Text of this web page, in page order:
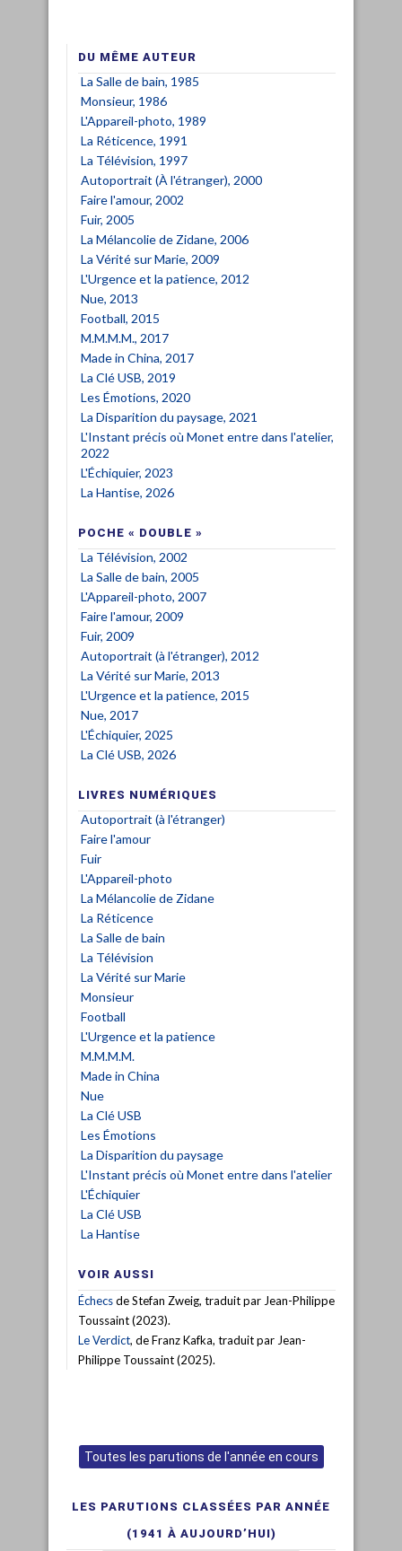
DU MÊME AUTEUR
La Salle de bain, 1985
Monsieur, 1986
L'Appareil-photo, 1989
La Réticence, 1991
La Télévision, 1997
Autoportrait (À l'étranger), 2000
Faire l'amour, 2002
Fuir, 2005
La Mélancolie de Zidane, 2006
La Vérité sur Marie, 2009
L'Urgence et la patience, 2012
Nue, 2013
Football, 2015
M.M.M.M., 2017
Made in China, 2017
La Clé USB, 2019
Les Émotions, 2020
La Disparition du paysage, 2021
L'Instant précis où Monet entre dans l'atelier,
2022
L'Échiquier, 2023
La Hantise, 2026
POCHE « DOUBLE »
La Télévision, 2002
La Salle de bain, 2005
L'Appareil-photo, 2007
Faire l'amour, 2009
Fuir, 2009
Autoportrait (à l'étranger), 2012
La Vérité sur Marie, 2013
L'Urgence et la patience, 2015
Nue, 2017
L'Échiquier, 2025
La Clé USB, 2026
LIVRES NUMÉRIQUES
Autoportrait (à l'étranger)
Faire l'amour
Fuir
L'Appareil-photo
La Mélancolie de Zidane
La Réticence
La Salle de bain
La Télévision
La Vérité sur Marie
Monsieur
Football
L'Urgence et la patience
M.M.M.M.
Made in China
Nue
La Clé USB
Les Émotions
La Disparition du paysage
L'Instant précis où Monet entre dans l'atelier
L'Échiquier
La Clé USB
La Hantise
VOIR AUSSI
Échecsde Stefan Zweig, traduit par Jean-Philippe
Toussaint (2023).
Le Verdict, de Franz Kafka, traduit par Jean-
Philippe Toussaint (2025).
Toutes les parutions de l'année en cours
LES PARUTIONS CLASSÉES PAR ANNÉE
(1941 À AUJOURD’HUI)